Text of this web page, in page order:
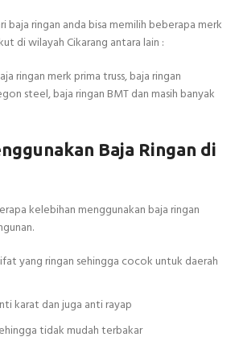
baja ringan anda bisa memilih beberapa merk
di wilayah Cikarang antara lain :
ringan merk prima truss, baja ringan
steel, baja ringan BMT dan masih banyak
Baja Ringan di
kelebihan menggunakan baja ringan
yang ringan sehingga cocok untuk daerah
karat dan juga anti rayap
tidak mudah terbakar